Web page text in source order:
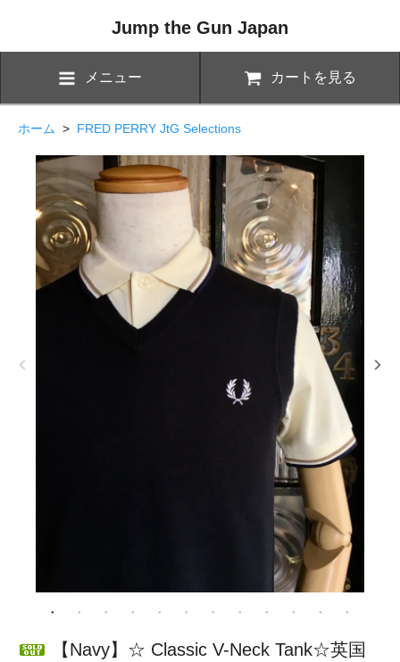
Jump the Gun Japan
メニュー カートを見る
ホーム > FRED PERRY JtG Selections
【Navy】☆ Classic V-Neck Tank☆英国